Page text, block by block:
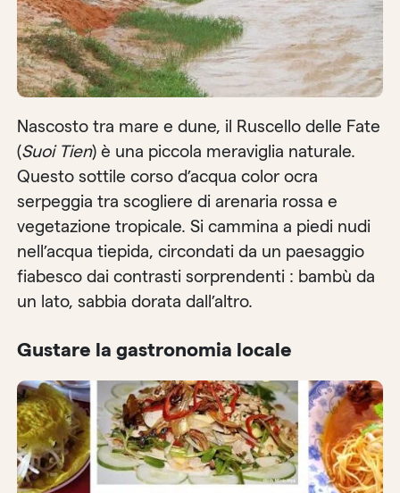
Nascosto tra mare e dune, il Ruscello delle Fate
(Suoi Tien) è una piccola meraviglia naturale.
Questo sottile corso d’acqua color ocra
serpeggia tra scogliere di arenaria rossa e
vegetazione tropicale. Si cammina a piedi nudi
nell’acqua tiepida, circondati da un paesaggio
fiabesco dai contrasti sorprendenti : bambù da
un lato, sabbia dorata dall’altro.
Gustare la gastronomia locale